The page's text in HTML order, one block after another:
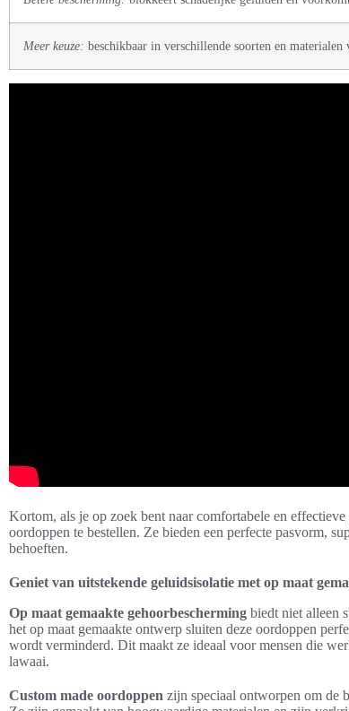
Meer keuze: beschikbaar in verschillende soorten en
Kortom, als je op zoek bent naar comfortabele en
oordoppen te bestellen. Ze bieden een perfecte pasvorm,
behoeften.
Geniet van uitstekende geluidsisolatie met op maat
Op maat gemaakte gehoorbescherming biedt niet alleen
het op maat gemaakte ontwerp sluiten deze oordoppen
wordt verminderd. Dit maakt ze ideaal voor mensen die
lawaai.
Custom made oordoppen zijn speciaal ontworpen om de